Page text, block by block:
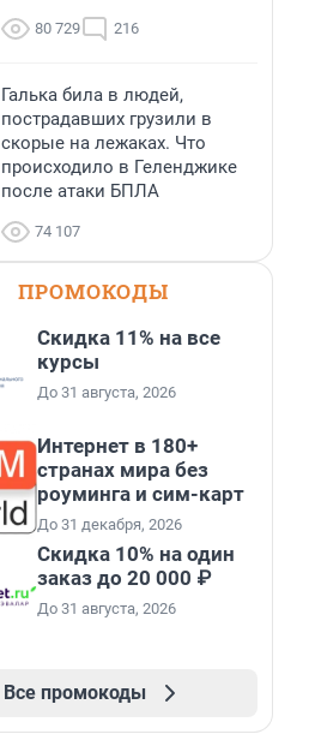
80 729 216
Галька била в людей,
пострадавших грузили в
скорые на лежаках. Что
происходило в Геленджике
после атаки БПЛА
74 107
ПРОМОКОДЫ
Скидка 11% на все
курсы
До 31 августа, 2026
Интернет в 180+
странах мира без
роуминга и сим-карт
До 31 декабря, 2026
Скидка 10% на один
заказ до 20 000 ₽
До 31 августа, 2026
Все промокоды